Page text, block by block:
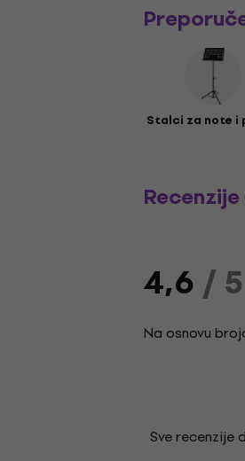
Stalci za note i
Recenzije
4,6/ 5
Na osnovu
Sve recenzije